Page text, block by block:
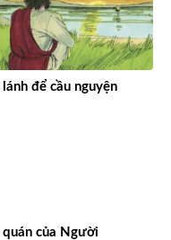
lánh để cầu nguyện
quán của Người